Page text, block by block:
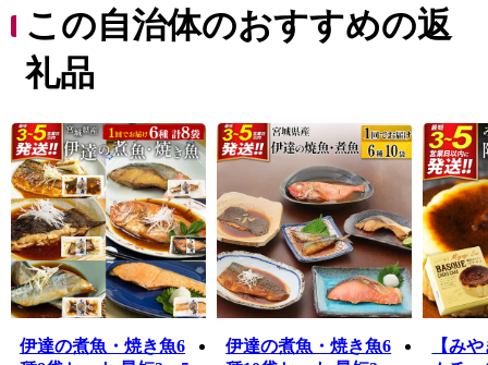
ジアムとなる楽天イーグルス利府球場（中央公園野球
場）などがあり、自然・文化・産業が調和した町です。
この自治体のおすすめの返
礼品
伊達の煮魚・焼き魚6
伊達の煮魚・焼き魚6
【み